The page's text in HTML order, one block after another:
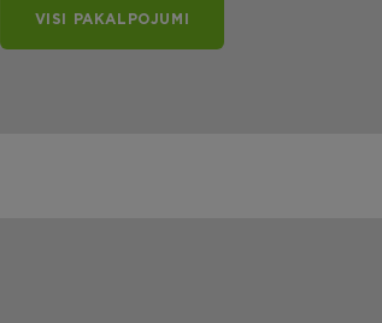
VISI PAKALPOJUMI